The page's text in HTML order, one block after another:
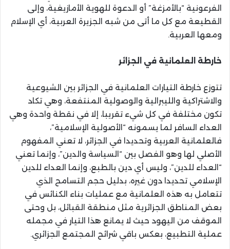
الفرعونية “بالأمزغة” أو الدعوة للهوية الأمازيغية، وإلى
القطيعة مع كل ما أتى من شبه الجزيرة العربية، أي الإسلام
ومعها العربية.
خارطة العلمانية في الجزائر
تتوزع خارطة التيارات العلمانية في الجزائر بين الشيوعية
والاشتراكية والليبرالية والوصولية المنتفعة، وهي تكاد
تكون مختلفة في كل شيء تقريبا، إلا في نقطة واحدة وهي
العداء السافر لما يسمونه “الأصولية الإسلامية”،
فالعلمانية العربية وتحديدا في الجزائر، لا تعني المفهوم
الأصلي لها وهو الفصل بين “السياسة والدين”، وإنما تعني
“العداء للدين”، وليس أي دين بالطبع، وإنما العداء للدين
الإسلامي تحديدا دون غيره، بدليل حجم التسامح الذي
تتعامل به هذه العلمانية مع عمليات بناء الكنائس في
بعض المناطق الجزائرية مثل منطقة القبائل، بل وحتى
الموقف من اليهود حيث لا يمانع هذا التيار في مجمله
عملية التطبيع، بعكس باقي شرائح المجتمع الجزائري.